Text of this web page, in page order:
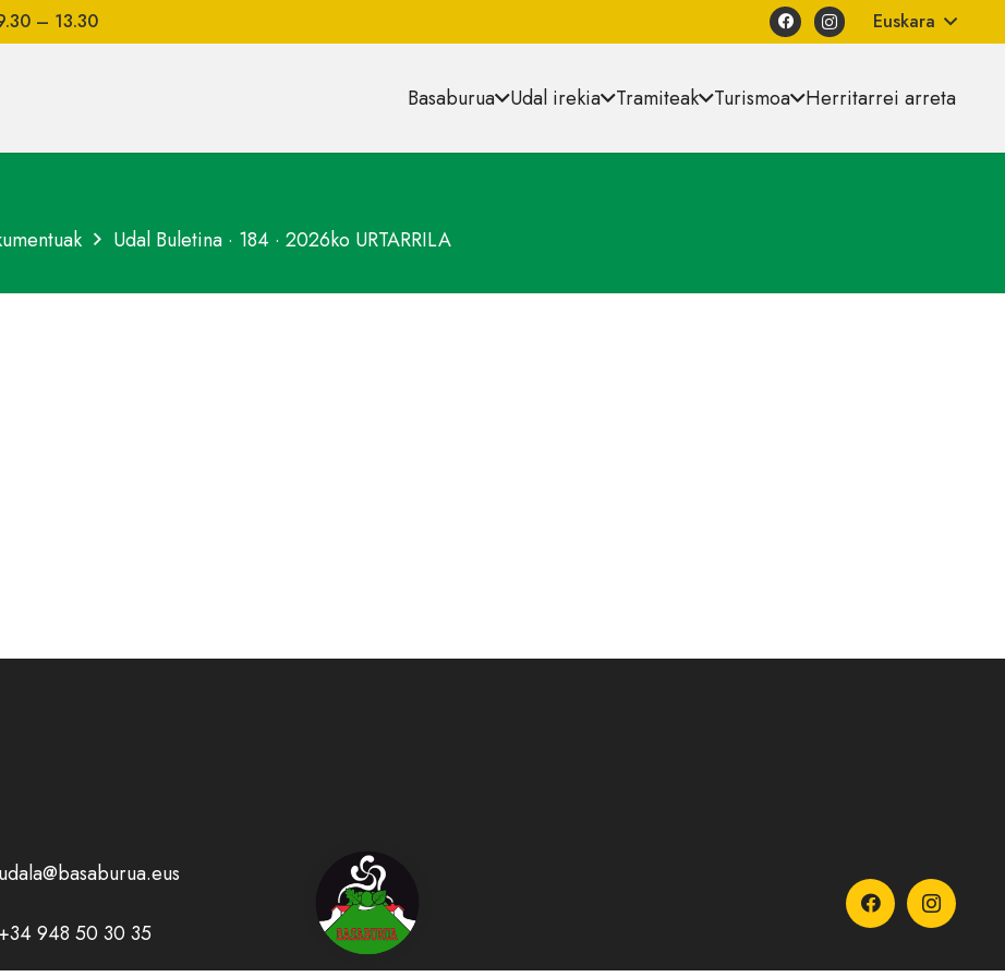
– 13.30 Euskara
Basaburua Udal irekia Tramiteak Turismoa Herritarrei arreta
Udal Buletina · 184 · 2026ko URTARRILA
udala@basaburua.eus
+34 948 50 30 35